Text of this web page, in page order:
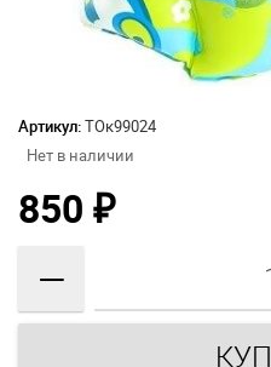
Артикул:ТОк99024
Нет в наличии
850 ₽
—